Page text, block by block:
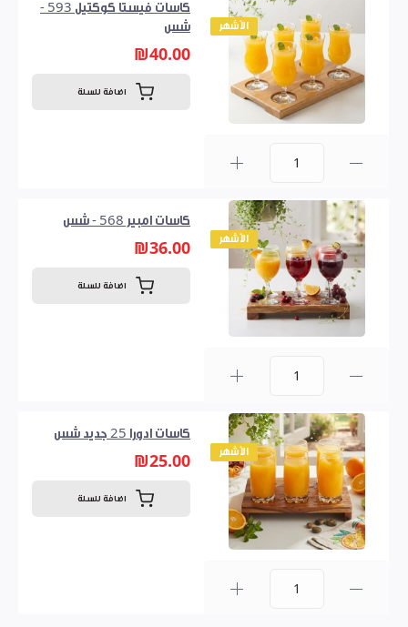
الأشهر
كاسات فيستا كوكتيل 593 -
شس
₪40.00
اضافة للسلة
الأشهر
كاسات امبير 568 - شس
₪36.00
اضافة للسلة
الأشهر
كاسات ادورا 25 جديد شس
₪25.00
اضافة للسلة